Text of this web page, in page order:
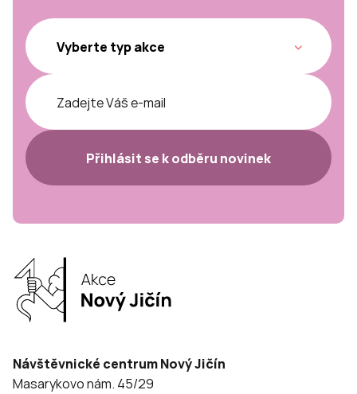
Přihlásit se k odběru novinek
Návštěvnické centrum Nový Jičín
Masarykovo nám. 45/29